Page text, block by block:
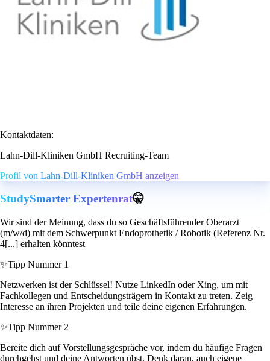
Kontaktdaten:
Lahn-Dill-Kliniken GmbH Recruiting-Team
Profil von Lahn-Dill-Kliniken GmbH anzeigen
StudySmarter Expertenrat🤫
Wir sind der Meinung, dass du so Geschäftsführender Oberarzt
(m/w/d) mit dem Schwerpunkt Endoprothetik / Robotik (Referenz Nr.
4[...] erhalten könntest
✨Tipp Nummer 1
Netzwerken ist der Schlüssel! Nutze LinkedIn oder Xing, um mit
Fachkollegen und Entscheidungsträgern in Kontakt zu treten. Zeig
Interesse an ihren Projekten und teile deine eigenen Erfahrungen.
✨Tipp Nummer 2
Bereite dich auf Vorstellungsgespräche vor, indem du häufige Fragen
durchgehst und deine Antworten übst. Denk daran, auch eigene